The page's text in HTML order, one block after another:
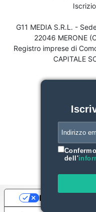
G11 MEDIA S.R.L. -
22046 MERONE
Registro imprese di
CAPITALE
dell'
Le tue